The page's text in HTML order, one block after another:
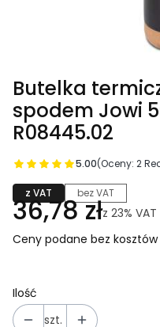
Butelka
spodem Jowi
R08445.02
5.00(Oceny: 2
z VAT bez VAT
36,78 złz 23% VAT
Ceny podane bez
Ilość
szt.